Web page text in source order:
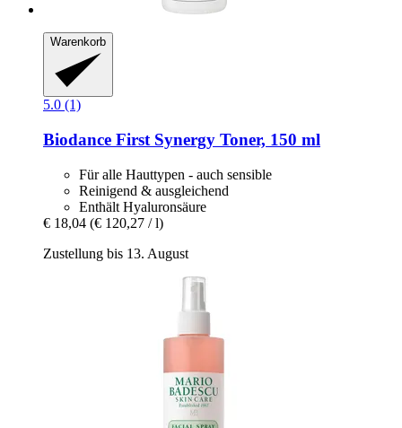
Warenkorb
5.0 (1)
Biodance First Synergy Toner, 150 ml
Für alle Hauttypen - auch sensible
Reinigend & ausgleichend
Enthält Hyaluronsäure
€ 18,04 (€ 120,27 / l)
Zustellung bis 13. August